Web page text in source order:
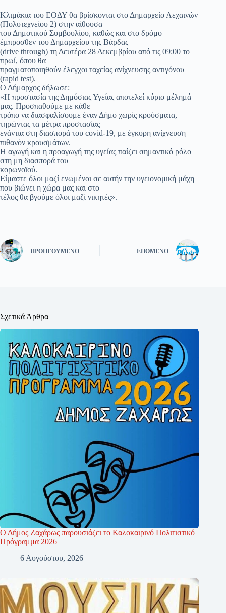
Κλιμάκια του ΕΟΔΥ θα βρίσκονται στο Δημαρχείο Λεχαινών
(Πολυτεχνείου 2) στην αίθουσα
του Δημοτικού Συμβουλίου, καθώς και στο δρόμο
έμπροσθεν του Δημαρχείου της Βάρδας
(drive through) τη Δευτέρα 28 Δεκεμβρίου από τις 09:00 το
πρωί, όπου θα
πραγματοποιηθούν έλεγχοι ταχείας ανίχνευσης αντιγόνου
(rapid test).
Ο Δήμαρχος δήλωσε:
«Η προστασία της Δημόσιας Υγείας αποτελεί κύριο μέλημά
μας. Προσπαθούμε με κάθε
τρόπο να διασφαλίσουμε έναν Δήμο χωρίς κρούσματα,
τηρώντας τα μέτρα προστασίας
ενάντια στη διασπορά του covid-19, με έγκυρη ανίχνευση
πιθανόν κρουσμάτων.
Η αγωγή και η προαγωγή της υγείας παίζει σημαντικό ρόλο
στη μη διασπορά του
κορωνοϊού.
Είμαστε όλοι μαζί ενωμένοι σε αυτήν την υγειονομική μάχη
που βιώνει η χώρα μας και στο
τέλος θα βγούμε όλοι μαζί νικητές».
ΠΡΟΗΓΟΎΜΕΝΟ ΕΠΌΜΕΝΟ
Σχετικά Άρθρα
Ο Δήμος Ζαχάρως παρουσιάζει το Καλοκαιρινό Πολιτιστικό
Πρόγραμμα 2026
6 Αυγούστου, 2026